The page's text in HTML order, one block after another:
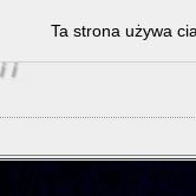
Ta strona używa